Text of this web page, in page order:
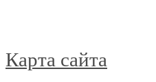
Карта сайта